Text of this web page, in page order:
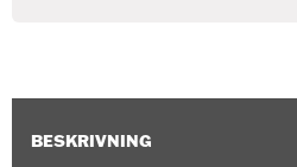
BESKRIVNING